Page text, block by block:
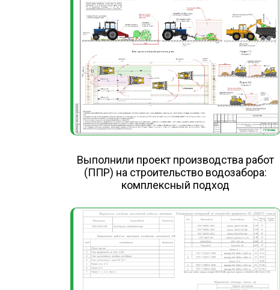
Выполнили проект производства работ
(ППР) на строительство водозабора:
комплексный подход